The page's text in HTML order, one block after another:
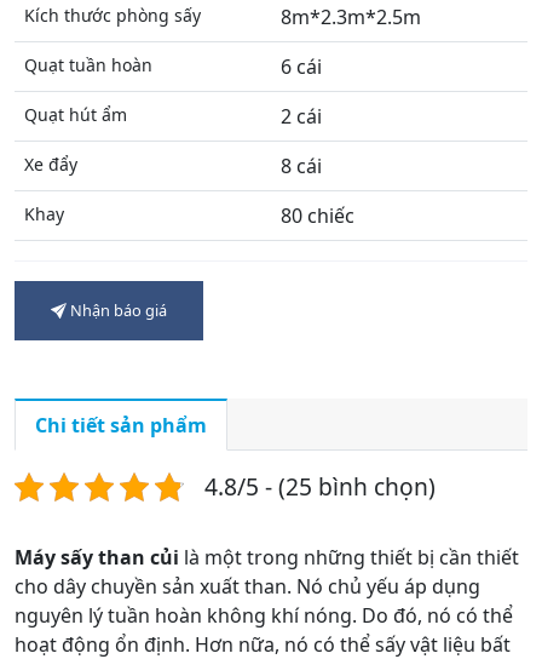
Kích thước phòng sấy 8m*2.3m*2.5m
Quạt tuần hoàn 6 cái
Quạt hút ẩm 2 cái
Xe đẩy 8 cái
Khay 80 chiếc
Nhận báo giá
Chi tiết sản phẩm
4.8/5 - (25 bình chọn)
Máy sấy than củi là một trong những thiết bị cần thiết
cho dây chuyền sản xuất than. Nó chủ yếu áp dụng
nguyên lý tuần hoàn không khí nóng. Do đó, nó có thể
hoạt động ổn định. Hơn nữa, nó có thể sấy vật liệu bất